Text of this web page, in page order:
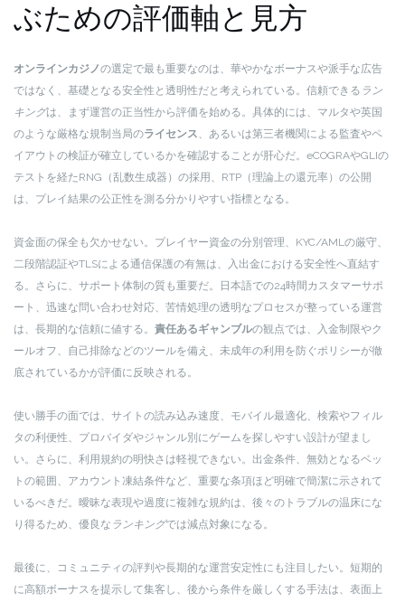
ぶための評価軸と見方
オンラインカジノの選定で最も重要なのは、華やかなボーナスや派手な広告
ではなく、基礎となる安全性と透明性だと考えられている。信頼できる ラン
キングは、まず運営の正当性から評価を始める。具体的には、マルタや英国
のような厳格な規制当局のライセンス、あるいは第三者機関による監査やペ
イアウトの検証が確立しているかを確認することが肝心だ。eCOGRAやGLIの
テストを経たRNG（乱数生成器）の採用、RTP（理論上の還元率）の公開
は、プレイ結果の公正性を測る分かりやすい指標となる。
資金面の保全も欠かせない。プレイヤー資金の分別管理、KYC/AMLの厳守、
二段階認証やTLSによる通信保護の有無は、入出金における安全性へ直結す
る。さらに、サポート体制の質も重要だ。日本語での24時間カスタマーサポ
ート、迅速な問い合わせ対応、苦情処理の透明なプロセスが整っている運営
は、長期的な信頼に値する。 責任あるギャンブルの観点では、入金制限やク
ールオフ、自己排除などのツールを備え、未成年の利用を防ぐポリシーが徹
底されているかが評価に反映される。
使い勝手の面では、サイトの読み込み速度、モバイル最適化、検索やフィル
タの利便性、プロバイダやジャンル別にゲームを探しやすい設計が望まし
い。さらに、利用規約の明快さは軽視できない。出金条件、無効となるベッ
トの範囲、アカウント凍結条件など、重要な条項ほど明確で簡潔に示されて
いるべきだ。曖昧な表現や過度に複雑な規約は、後々のトラブルの温床にな
り得るため、優良な ランキングでは減点対象になる。
最後に、コミュニティの評判や長期的な運営安定性にも注目したい。短期的
に高額ボーナスを提示して集客し、後から条件を厳しくする手法は、表面上